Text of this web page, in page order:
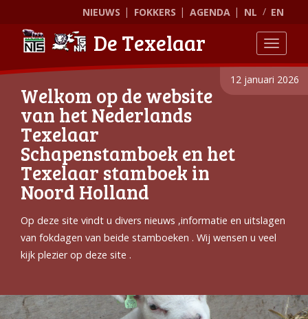
NIEUWS FOKKERS AGENDA NL EN
De Texelaar
12 januari 2026
Welkom op de website
van het Nederlands
Texelaar
Schapenstamboek en het
Texelaar stamboek in
Noord Holland
Op deze site vindt u divers nieuws ,informatie en uitslagen
van fokdagen van beide stamboeken . Wij wensen u veel
kijk plezier op deze site .